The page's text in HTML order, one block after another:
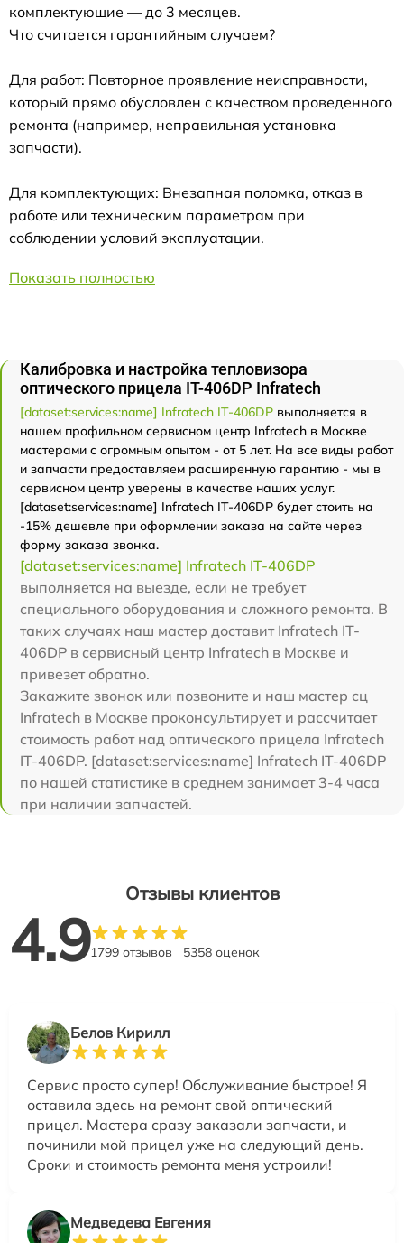
комплектующие — до 3 месяцев.
Что считается гарантийным случаем?
Для работ: Повторное проявление неисправности,
который прямо обусловлен с качеством проведенного
ремонта (например, неправильная установка
запчасти).
Для комплектующих: Внезапная поломка, отказ в
работе или техническим параметрам при
соблюдении условий эксплуатации.
Показать полностью
Калибровка и настройка тепловизора
оптического прицела IT-406DP Infratech
[dataset:services:name] Infratech IT-406DP выполняется в
нашем профильном сервисном центр Infratech в Москве
мастерами с огромным опытом - от 5 лет. На все виды работ
и запчасти предоставляем расширенную гарантию - мы в
сервисном центр уверены в качестве наших услуг.
[dataset:services:name] Infratech IT-406DP будет стоить на
-15% дешевле при оформлении заказа на сайте через
форму заказа звонка.
[dataset:services:name] Infratech IT-406DP
выполняется на выезде, если не требует
специального оборудования и сложного ремонта. В
таких случаях наш мастер доставит Infratech IT-
406DP в сервисный центр Infratech в Москве и
привезет обратно.
Закажите звонок или позвоните и наш мастер сц
Infratech в Москве проконсультирует и рассчитает
стоимость работ над оптического прицела Infratech
IT-406DP. [dataset:services:name] Infratech IT-406DP
по нашей статистике в среднем занимает 3-4 часа
при наличии запчастей.
Отзывы клиентов
4.91799 отзывов 5358 оценок
Белов Кирилл
Сервис просто супер! Обслуживание быстрое! Я
оставила здесь на ремонт свой оптический
прицел. Мастера сразу заказали запчасти, и
починили мой прицел уже на следующий день.
Сроки и стоимость ремонта меня устроили!
Медведева Евгения